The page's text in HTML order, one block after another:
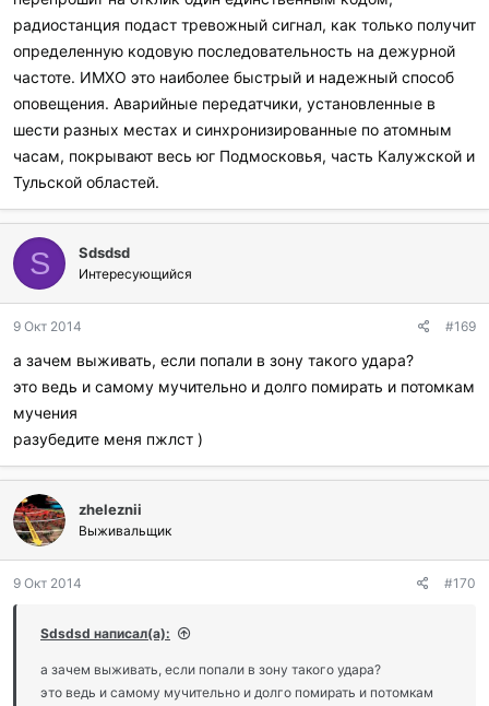
радиостанция подаст тревожный сигнал, как только получит
определенную кодовую последовательность на дежурной
частоте. ИМХО это наиболее быстрый и надежный способ
оповещения. Аварийные передатчики, установленные в
шести разных местах и синхронизированные по атомным
часам, покрывают весь юг Подмосковья, часть Калужской и
Тульской областей.
S Sdsdsd
Интересующийся
9 Окт 2014 #169
а зачем выживать, если попали в зону такого удара?
это ведь и самому мучительно и долго помирать и потомкам
мучения
разубедите меня пжлст )
zheleznii
Выживальщик
9 Окт 2014 #170
Sdsdsd написал(а):
а зачем выживать, если попали в зону такого удара?
это ведь и самому мучительно и долго помирать и потомкам